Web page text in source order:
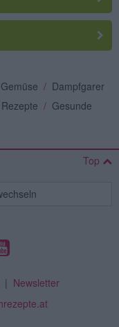
Gemüse / Dampfgarer
/ Gesunde
Top
| Newsletter